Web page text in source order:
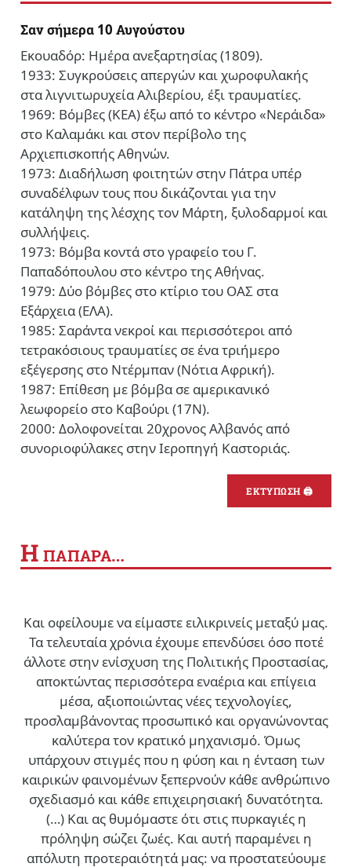
Σαν σήμερα 10 Αυγούστου
Εκουαδόρ: Ημέρα ανεξαρτησίας (1809).
1933: Συγκρούσεις απεργών και χωροφυλακής
στα λιγνιτωρυχεία Αλιβερίου, έξι τραυματίες.
1969: Βόμβες (ΚΕΑ) έξω από το κέντρο «Νεράιδα»
στο Καλαμάκι και στον περίβολο της
Αρχιεπισκοπής Αθηνών.
1973: Διαδήλωση φοιτητών στην Πάτρα υπέρ
συναδέλφων τους που δικάζονται για την
κατάληψη της λέσχης τον Μάρτη, ξυλοδαρμοί και
συλλήψεις.
1973: Βόμβα κοντά στο γραφείο του Γ.
Παπαδόπουλου στο κέντρο της Αθήνας.
1979: Δύο βόμβες στο κτίριο του ΟΑΣ στα
Εξάρχεια (ΕΛΑ).
1985: Σαράντα νεκροί και περισσότεροι από
τετρακόσιους τραυματίες σε ένα τριήμερο
εξέγερσης στο Ντέρμπαν (Νότια Αφρική).
1987: Επίθεση με βόμβα σε αμερικανικό
λεωφορείο στο Καβούρι (17Ν).
2000: Δολοφονείται 20χρονος Αλβανός από
συνοριοφύλακες στην Ιεροπηγή Καστοριάς.
ΕΚΤΥΠΩΣΗ 🖨
Η ΠΑΠΑΡΑ…
Και οφείλουμε να είμαστε ειλικρινείς μεταξύ μας.
Τα τελευταία χρόνια έχουμε επενδύσει όσο ποτέ
άλλοτε στην ενίσχυση της Πολιτικής Προστασίας,
αποκτώντας περισσότερα εναέρια και επίγεια
μέσα, αξιοποιώντας νέες τεχνολογίες,
προσλαμβάνοντας προσωπικό και οργανώνοντας
καλύτερα τον κρατικό μηχανισμό. Όμως
υπάρχουν στιγμές που η φύση και η ένταση των
καιρικών φαινομένων ξεπερνούν κάθε ανθρώπινο
σχεδιασμό και κάθε επιχειρησιακή δυνατότητα.
(…) Και ας θυμόμαστε ότι στις πυρκαγιές η
πρόληψη σώζει ζωές. Και αυτή παραμένει η
απόλυτη προτεραιότητά μας: να προστατεύουμε